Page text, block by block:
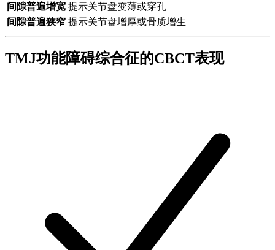
间隙普遍增宽 提示关节盘变薄或穿孔
间隙普遍狭窄 提示关节盘增厚或骨质增生
TMJ功能障碍综合征的CBCT表现